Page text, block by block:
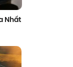
Nhất